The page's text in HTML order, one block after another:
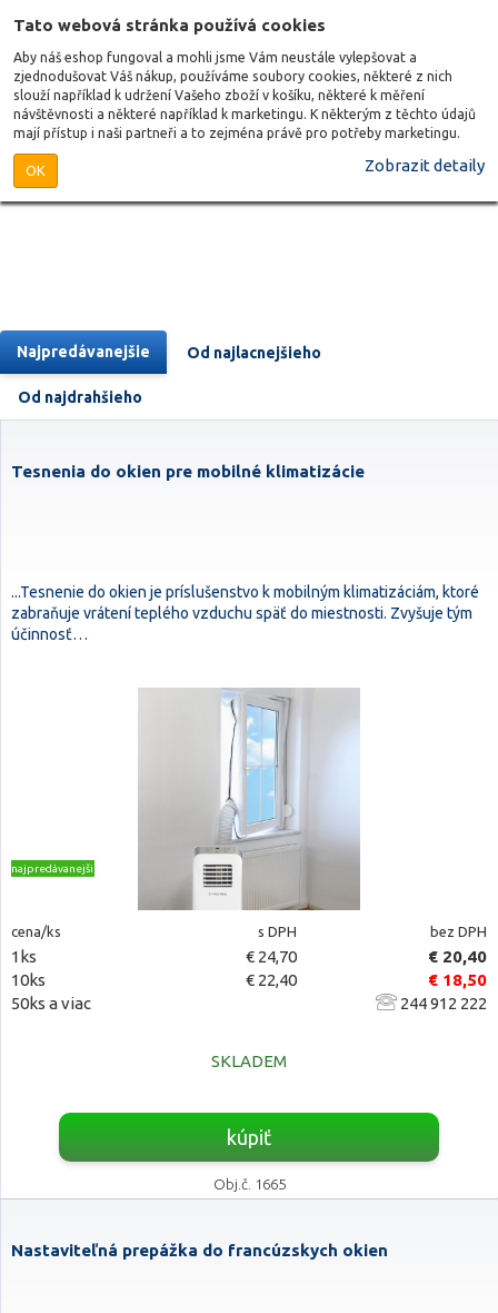
Tato webová stránka používá cookies
Aby náš eshop fungoval a mohli jsme Vám neustále vylepšovat a
zjednodušovat Váš nákup, používáme soubory cookies, některé z nich
slouží například k udržení Vašeho zboží v košíku, některé k měření
návštěvnosti a některé například k marketingu. K některým z těchto údajů
mají přístup i naši partneři a to zejména právě pro potřeby marketingu.
OK Zobrazit detaily
Najpredávanejšie Od najlacnejšieho
Od najdrahšieho
Tesnenia do okien pre mobilné klimatizácie
...Tesnenie do okien je príslušenstvo k mobilným klimatizáciám, ktoré
zabraňuje vrátení teplého vzduchu späť do miestnosti. Zvyšuje tým
účinnosť…
najpredávanejšie
cena/ks s DPH bez DPH
1ks € 24,70
€ 20,40
10ks
€ 22,40
€ 18,50
50ks a viac
244 912 222
SKLADEM
kúpiť
Obj.č. 1665
Nastaviteľná prepážka do francúzskych okien